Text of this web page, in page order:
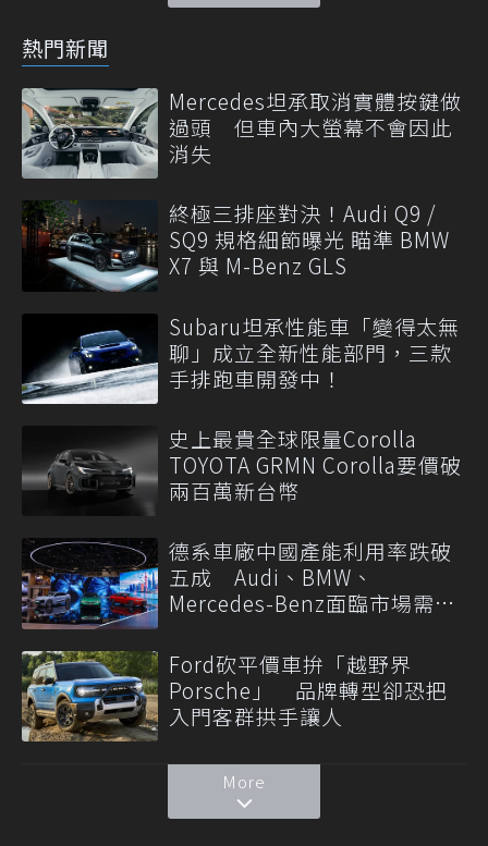
熱門新聞
Mercedes坦承取消實體按鍵做
過頭 但車內大螢幕不會因此
消失
終極三排座對決！Audi Q9 /
SQ9 規格細節曝光 瞄準 BMW
X7 與 M-Benz GLS
Subaru坦承性能車「變得太無
聊」成立全新性能部門，三款
手排跑車開發中！
史上最貴全球限量Corolla
TOYOTA GRMN Corolla要價破
兩百萬新台幣
德系車廠中國產能利用率跌破
五成 Audi、BMW、
Mercedes-Benz面臨市場需求
Ford砍平價車拚「越野界
Porsche」 品牌轉型卻恐把
入門客群拱手讓人
More